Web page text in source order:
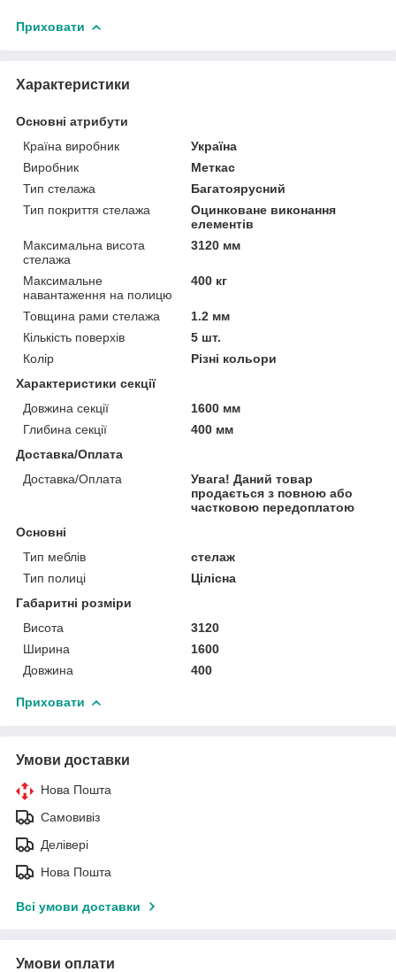
Приховати
Характеристики
Основні атрибути
Країна виробник
Україна
Виробник
Меткас
Тип стелажа
Багатоярусний
Тип покриття стелажа
Оцинковане виконання
елементів
Максимальна висота
стелажа
3120 мм
Максимальне
навантаження на полицю
400 кг
Товщина рами стелажа
1.2 мм
Кількість поверхів
5 шт.
Колір
Різні кольори
Характеристики секції
Довжина секції
1600 мм
Глибина секції
400 мм
Доставка/Оплата
Доставка/Оплата
Увага! Даний товар
продається з повною або
частковою передоплатою
Основні
Тип меблів
стелаж
Тип полиці
Цілісна
Габаритні розміри
Висота
3120
Ширина
1600
Довжина
400
Приховати
Умови доставки
Нова Пошта
Самовивіз
Делівері
Нова Пошта
Всі умови доставки
Умови оплати